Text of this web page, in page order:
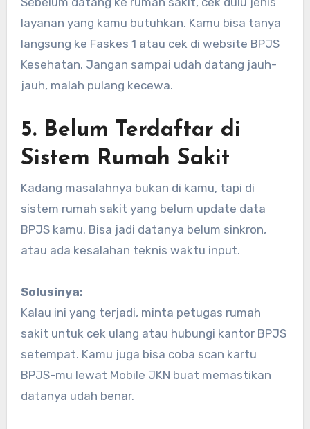
layanan yang kamu butuhkan. Kamu bisa tanya
langsung ke Faskes 1 atau cek di website BPJS
Kesehatan. Jangan sampai udah datang jauh-
jauh, malah pulang kecewa.
5. Belum Terdaftar di
Sistem Rumah Sakit
Kadang masalahnya bukan di kamu, tapi di
sistem rumah sakit yang belum update data
BPJS kamu. Bisa jadi datanya belum sinkron,
atau ada kesalahan teknis waktu input.
Solusinya:
Kalau ini yang terjadi, minta petugas rumah
sakit untuk cek ulang atau hubungi kantor BPJS
setempat. Kamu juga bisa coba scan kartu
BPJS-mu lewat Mobile JKN buat memastikan
datanya udah benar.